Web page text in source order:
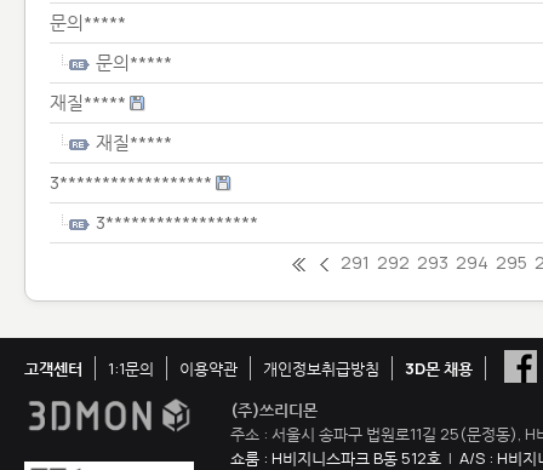
문의*****
문의*****
재질*****
재질*****
3******************
3******************
291 292 293 294 295
고객센터 1:1문의 이용약관 개인정보취급방침
3D몬 채용
(주)쓰리디몬
주소 : 서울시 송파구 법원로11길 25(문정동),
쇼룸 : H비지니스파크 B동 512호 | A/S : H비지